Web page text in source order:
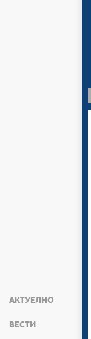
АКТУЕЛНО
ВЕСТИ